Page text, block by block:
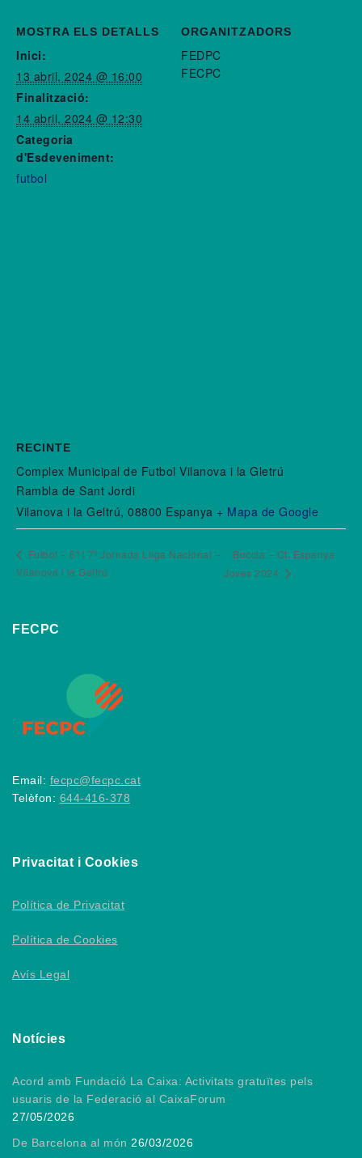
MOSTRA ELS DETALLS
Inici:
13 abril, 2024 @ 16:00
Finalització:
14 abril, 2024 @ 12:30
Categoria
d'Esdeveniment:
futbol
ORGANITZADORS
FEDPC
FECPC
RECINTE
Complex Municipal de Futbol Vilanova i la Gletrú
Rambla de Sant Jordi
Vilanova i la Geltrú, 08800 Espanya + Mapa de Google
Futbol – 6ª i 7ª Jornada Lliga Nacional –
Vilanova i la Geltrú
Boccia – Ct. Espanya
Joves 2024
FECPC
Email: fecpc@fecpc.cat
Telèfon: 644-416-378
Privacitat i Cookies
Política de Privacitat
Política de Cookies
Avís Legal
Notícies
Acord amb Fundació La Caixa: Activitats gratuïtes pels
usuaris de la Federació al CaixaForum
27/05/2026
De Barcelona al món 26/03/2026